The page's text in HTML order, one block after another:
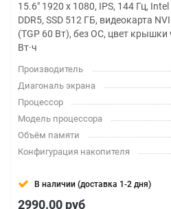
15.6" 1920 x 1080, IPS, 144 Гц,
DDR5, SSD 512 ГБ, видеокарта
(TGP 60 Вт), без ОС, цвет
Вт·ч
Производитель
Диагональ экрана
Процессор
Модель процессора
Объём памяти
Конфигурация накопителя
В наличии (доставка 1-2 дня)
2990.00 руб